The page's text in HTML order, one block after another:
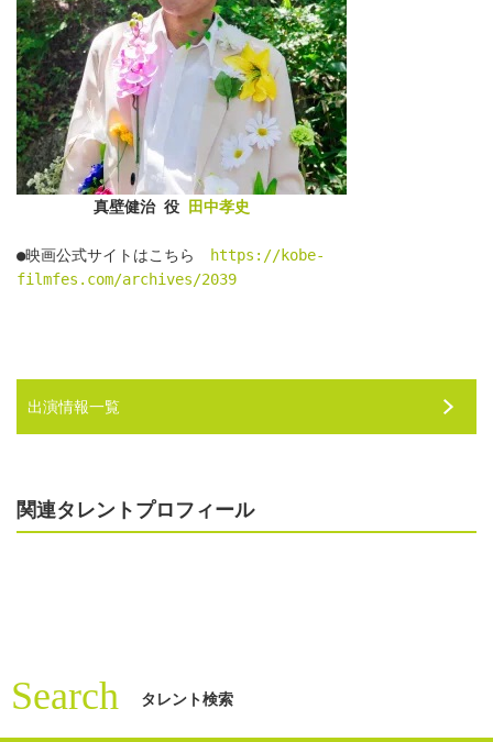
真壁健治 役 田中孝史
●映画公式サイトはこちら
https://kobe-
filmfes.com/archives/2039
出演情報一覧
関連タレントプロフィール
Search タレント検索